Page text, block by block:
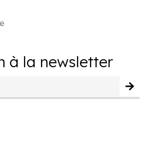
à la newsletter